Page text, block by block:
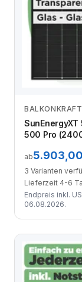
500 Pro
ab
3 Varianten
Lieferzeit 4-6
Endpreis inkl.
06.08.2026.